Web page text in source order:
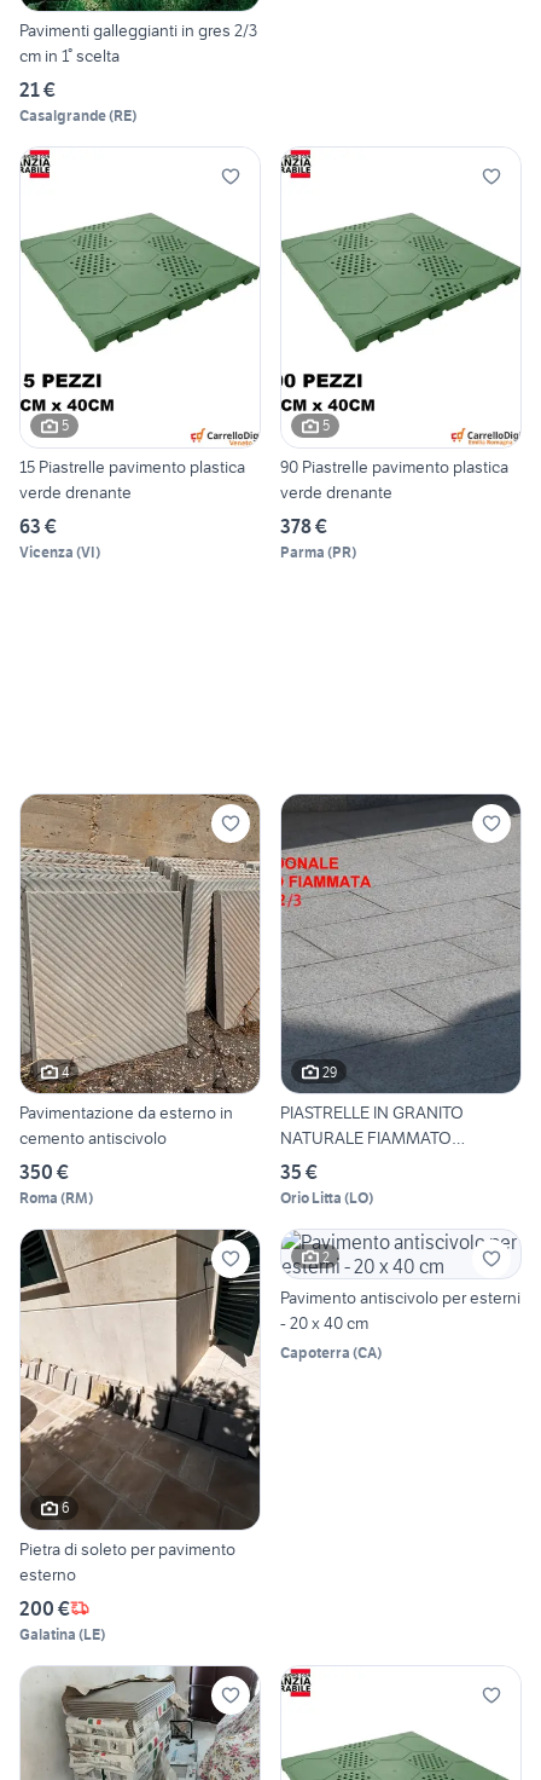
Pavimenti galleggianti in gres 2/3
cm in 1° scelta
21 €
Casalgrande(RE)
5
15 Piastrelle pavimento plastica
verde drenante
63 €
Vicenza (VI)
5
90 Piastrelle pavimento plastica
verde drenante
378 €
Parma (PR)
4
Pavimentazione da esterno in
cemento antiscivolo
350 €
Roma (RM)
29
PIASTRELLE IN GRANITO
NATURALE FIAMMATO
PAVIMENTO
35 €
Orio Litta (LO)
6
Pietra di soleto per pavimento
esterno
200 €
Galatina (LE)
2
Pavimento antiscivolo per esterni
- 20 x 40 cm
Capoterra (CA)